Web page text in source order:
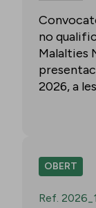
no
Malalties
2026, a
OBERT
Ref.